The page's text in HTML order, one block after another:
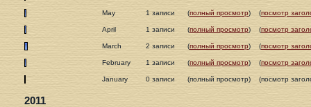
May 1 записи (полный просмотр) (посмотр
April 1 записи (полный просмотр) (посмотр
March 2 записи (полный просмотр) (посмотр
February 1 записи (полный просмотр) (посмотр
January 0 записи (полный просмотр) (посмотр
2011